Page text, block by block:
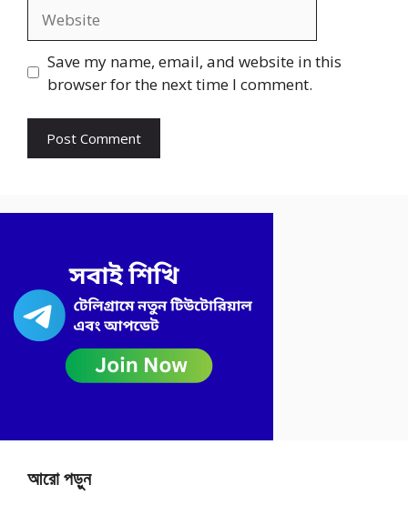
Save my name, email, and website in this
browser for the next time I comment.
আরো পড়ুন